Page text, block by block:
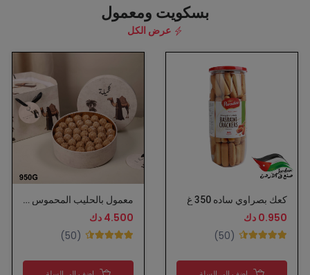
بسكويت ومعمول
عرض الكل
كعك بصراوي ساده 350 غ
0.950 دك
(50)
معمول بالحليب المحموس - كجيلة
4.500 دك
(50)